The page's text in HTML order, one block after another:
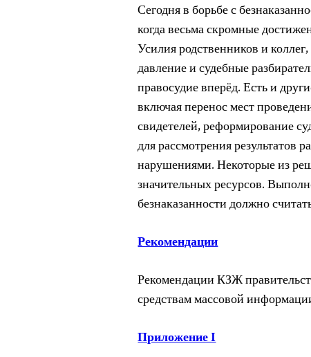
Сегодня в борьбе с
когда весьма скромные
Усилия родственников и
давление и судебные
правосудие вперёд. Есть и
включая перенос мест
свидетелей, реформирование
для рассмотрения
нарушениями. Некоторые из
значительных ресурсов.
безнаказанности должно
Рекомендации
Рекомендации КЗЖ
средствам массовой
Приложение I